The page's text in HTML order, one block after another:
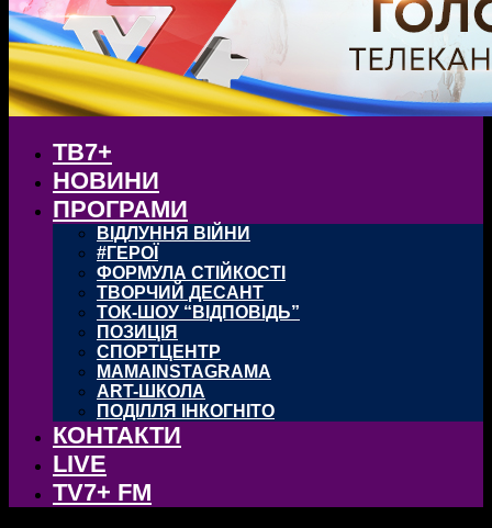
ТВ7+
НОВИНИ
ПРОГРАМИ
ВІДЛУННЯ ВІЙНИ
#ГЕРОЇ
ФОРМУЛА СТІЙКОСТІ
ТВОРЧИЙ ДЕСАНТ
ТОК-ШОУ “ВІДПОВІДЬ”
ПОЗИЦІЯ
СПОРТЦЕНТР
MAMAINSTAGRAMA
ART-ШКОЛА
ПОДІЛЛЯ ІНКОГНІТО
КОНТАКТИ
LIVE
TV7+ FM